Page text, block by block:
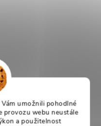
umožnili pohodlné
provozu webu neustále
a použitelnost